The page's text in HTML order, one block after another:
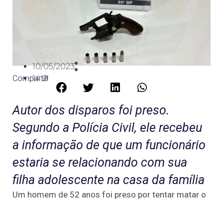
10/05/2023
14:20
Compartilhe:
Autor dos disparos foi preso.
Segundo a Polícia Civil, ele recebeu
a informação de que um funcionário
estaria se relacionando com sua
filha adolescente na casa da família
Um homem de 52 anos foi preso por tentar matar o